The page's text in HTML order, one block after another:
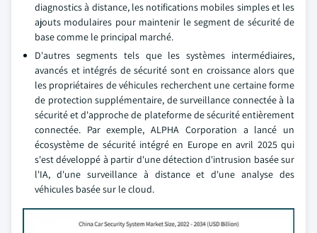
diagnostics à distance, les notifications mobiles simples et les
ajouts modulaires pour maintenir le segment de sécurité de
base comme le principal marché.
D'autres segments tels que les systèmes intermédiaires,
avancés et intégrés de sécurité sont en croissance alors que
les propriétaires de véhicules recherchent une certaine forme
de protection supplémentaire, de surveillance connectée à la
sécurité et d'approche de plateforme de sécurité entièrement
connectée. Par exemple, ALPHA Corporation a lancé un
écosystème de sécurité intégré en Europe en avril 2025 qui
s'est développé à partir d'une détection d'intrusion basée sur
l'IA, d'une surveillance à distance et d'une analyse des
véhicules basée sur le cloud.